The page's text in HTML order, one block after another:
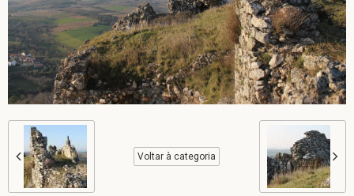
Voltar à categoria